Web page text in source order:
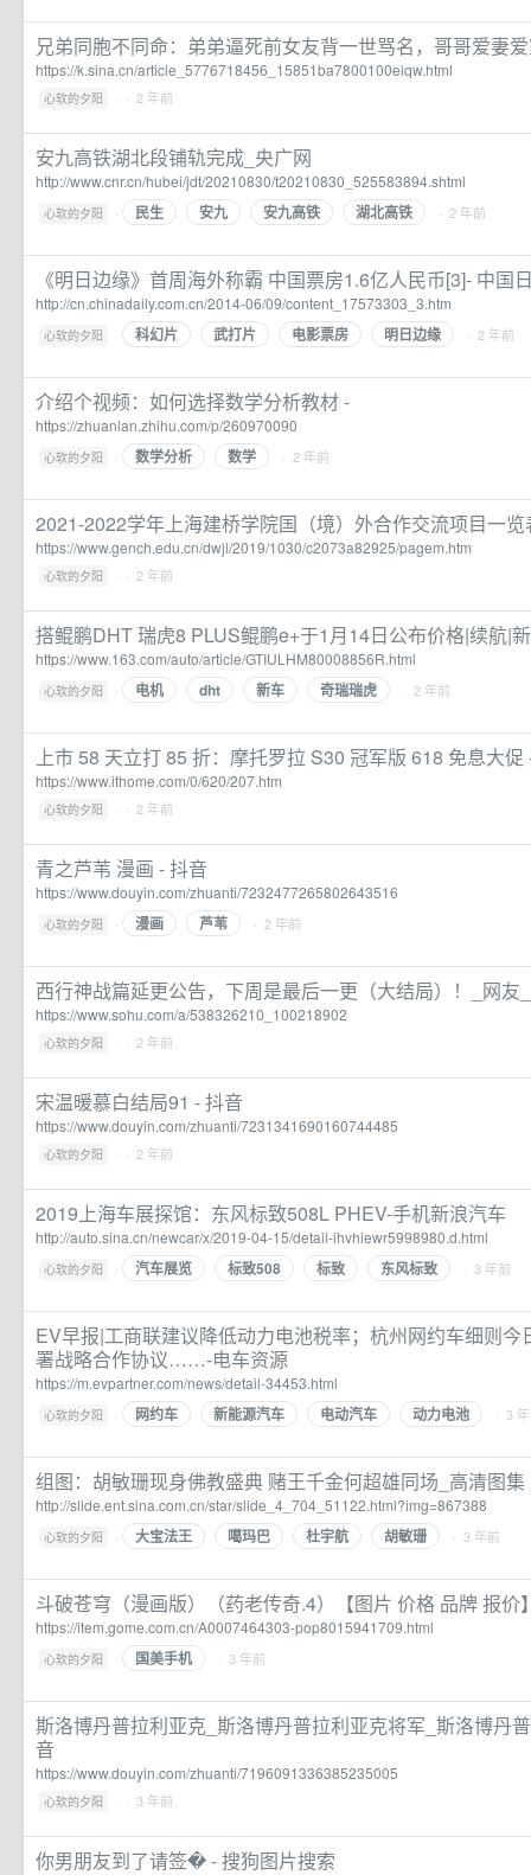
兄弟同胞不同命：弟弟逼死前女友背一世骂名，哥哥爱妻
https://k.sina.cn/article_5776718456_15851ba7800100eiqw.html
心软的夕阳 · · 2 年前
安九高铁湖北段铺轨完成_央广网
http://www.cnr.cn/hubei/jdt/20210830/t20210830_525583894.shtml
心软的夕阳 · 民生 安九 安九高铁 湖北高铁 · 2 年前
《明日边缘》首周海外称霸 中国票房1.6亿人民币[3]- 中国
http://cn.chinadaily.com.cn/2014-06/09/content_17573303_3.htm
心软的夕阳 · 科幻片 武打片 电影票房 明日边缘 · 2 年前
介绍个视频：如何选择数学分析教材 -
https://zhuanlan.zhihu.com/p/260970090
心软的夕阳 · 数学分析 数学 · 2 年前
2021-2022学年上海建桥学院国（境）外合作交流项目一览
https://www.gench.edu.cn/dwjl/2019/1030/c2073a82925/pagem.htm
心软的夕阳 · · 2 年前
搭鲲鹏DHT 瑞虎8 PLUS鲲鹏e+于1月14日公布价格|续航|
https://www.163.com/auto/article/GTIULHM80008856R.html
心软的夕阳 · 电机 dht 新车 奇瑞瑞虎 · 2 年前
上市 58 天立打 85 折：摩托罗拉 S30 冠军版 618 免息大促
https://www.ithome.com/0/620/207.htm
心软的夕阳 · · 2 年前
青之芦苇 漫画 - 抖音
https://www.douyin.com/zhuanti/7232477265802643516
心软的夕阳 · 漫画 芦苇 · 2 年前
西行神战篇延更公告，下周是最后一更（大结局）！_网友
https://www.sohu.com/a/538326210_100218902
心软的夕阳 · · 2 年前
宋温暖慕白结局91 - 抖音
https://www.douyin.com/zhuanti/7231341690160744485
心软的夕阳 · · 2 年前
2019上海车展探馆：东风标致508L PHEV-手机新浪汽车
http://auto.sina.cn/newcar/x/2019-04-15/detail-ihvhiewr5998980.d.html
心软的夕阳 · 汽车展览 标致508 标致 东风标致 · 3 年前
EV早报|工商联建议降低动力电池税率；杭州网约车细则今
署战略合作协议……-电车资源
https://m.evpartner.com/news/detail-34453.html
心软的夕阳 · 网约车 新能源汽车 电动汽车 动力电池 · 3
组图：胡敏珊现身佛教盛典 赌王千金何超雄同场_高清图集
http://slide.ent.sina.com.cn/star/slide_4_704_51122.html?img=867388
心软的夕阳 · 大宝法王 噶玛巴 杜宇航 胡敏珊 · 3 年前
斗破苍穹（漫画版）（药老传奇.4）【图片 价格 品牌 报价
https://item.gome.com.cn/A0007464303-pop8015941709.html
心软的夕阳 · 国美手机 · 3 年前
斯洛博丹普拉利亚克_斯洛博丹普拉利亚克将军_斯洛博丹
音
https://www.douyin.com/zhuanti/7196091336385235005
心软的夕阳 · · 3 年前
你男朋友到了请签� - 搜狗图片搜索